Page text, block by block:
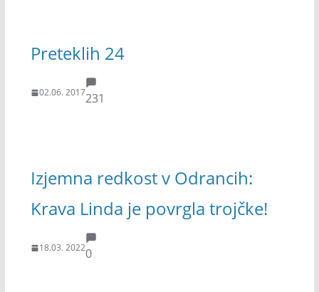
Preteklih 24
02.06. 2017231
Izjemna redkost v Odrancih:
Krava Linda je povrgla trojčke!
18.03. 20220